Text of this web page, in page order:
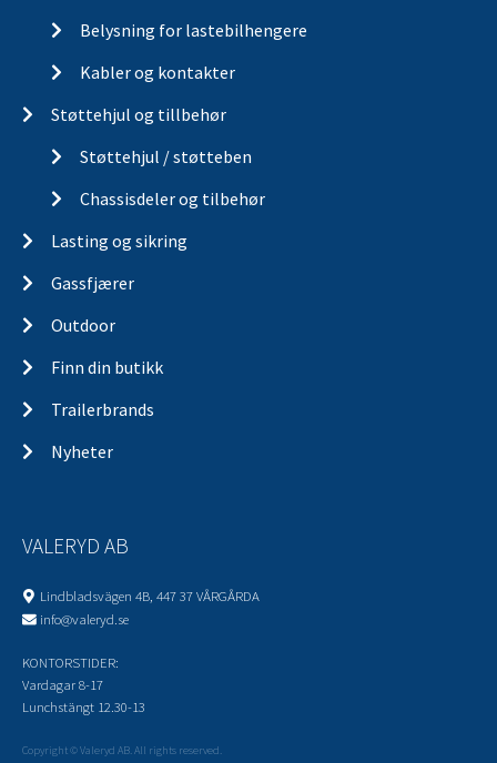
Belysning for lastebilhengere
Kabler og kontakter
Støttehjul og tillbehør
Støttehjul / støtteben
Chassisdeler og tilbehør
Lasting og sikring
Gassfjærer
Outdoor
Finn din butikk
Trailerbrands
Nyheter
VALERYD AB
Lindbladsvägen 4B, 447 37 VÅRGÅRDA
info@valeryd.se
KONTORSTIDER:
Vardagar 8-17
Lunchstängt 12.30-13
Copyright © Valeryd AB. All rights reserved.